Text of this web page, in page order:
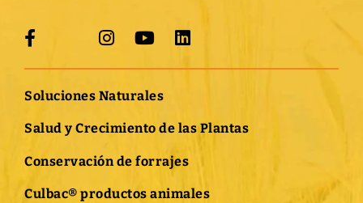
Soluciones Naturales
Salud y Crecimiento de las Plantas
Conservación de forrajes
Culbac® productos animales